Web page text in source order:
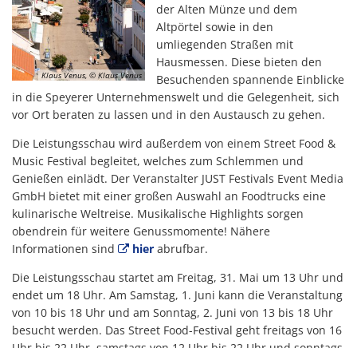
Klaus Venus, © Klaus Venus
der Alten Münze und dem
Altpörtel sowie in den
umliegenden Straßen mit
Hausmessen. Diese bieten den
Besuchenden spannende Einblicke
in die Speyerer Unternehmenswelt und die Gelegenheit, sich
vor Ort beraten zu lassen und in den Austausch zu gehen.
Die Leistungsschau wird außerdem von einem Street Food &
Music Festival begleitet, welches zum Schlemmen und
Genießen einlädt. Der Veranstalter JUST Festivals Event Media
GmbH bietet mit einer großen Auswahl an Foodtrucks eine
kulinarische Weltreise. Musikalische Highlights sorgen
obendrein für weitere Genussmomente! Nähere
Informationen sind
hier abrufbar.
Die Leistungsschau startet am Freitag, 31. Mai um 13 Uhr und
endet um 18 Uhr. Am Samstag, 1. Juni kann die Veranstaltung
von 10 bis 18 Uhr und am Sonntag, 2. Juni von 13 bis 18 Uhr
besucht werden. Das Street Food-Festival geht freitags von 16